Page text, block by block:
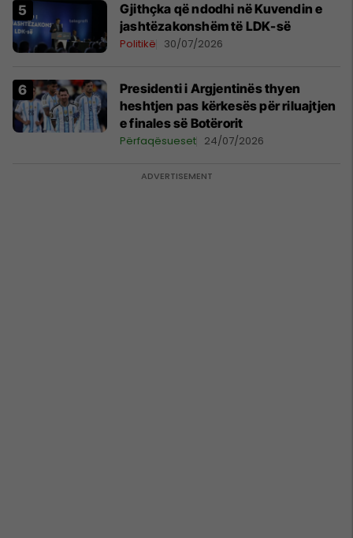
Gjithçka që ndodhi në Kuvendin e
jashtëzakonshëm të LDK-së
Politikë 30/07/2026
Presidenti i Argjentinës thyen
heshtjen pas kërkesës për riluajtjen
e finales së Botërorit
Përfaqësueset 24/07/2026